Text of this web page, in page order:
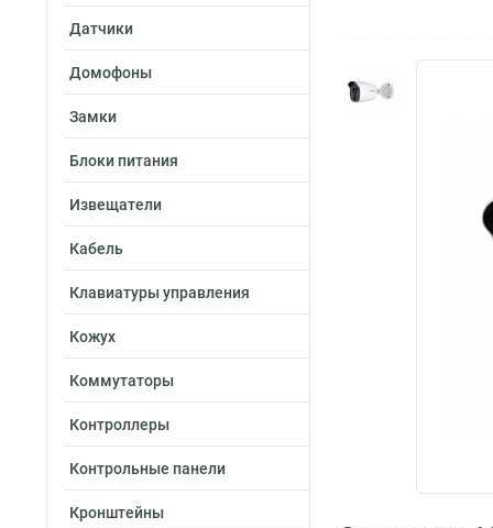
Датчики
Домофоны
Замки
Блоки питания
Извещатели
Кабель
Клавиатуры управления
Кожух
Коммутаторы
Контроллеры
Контрольные панели
Кронштейны